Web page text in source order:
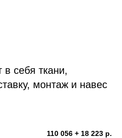
в себя ткани,
монтаж и навес
110 056 + 18 223 р.